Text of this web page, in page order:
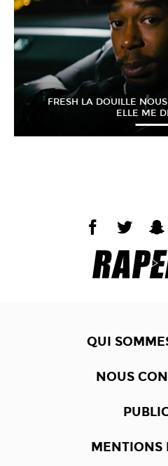
FRESH LA DOUILLE
ELLE ME
QUI
NOUS
MENTIONS